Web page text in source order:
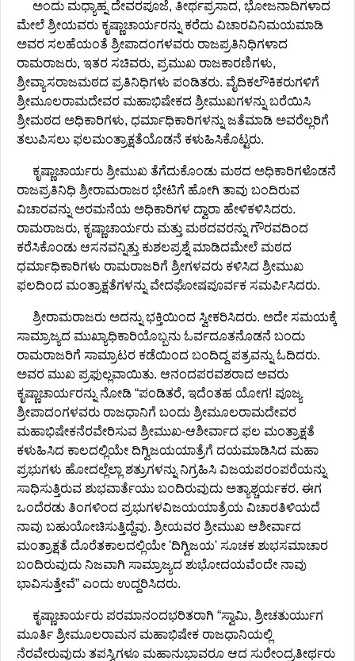
ಅಂದು ಮಧ್ಯಾಹ್ನ ದೇವರಪೂಜೆ, ತೀರ್ಥಪ್ರಸಾದ, ಭೋಜನಾದಿಗಳಾದ
ಮೇಲೆ ಶ್ರೀಯವರು ಕೃಷ್ಣಾಚಾರ್ಯರನ್ನು ಕರೆದು ವಿಚಾರವಿನಿಮಯಮಾಡಿ
ಅವರ ಸಲಹೆಯಂತೆ ಶ್ರೀಪಾದಂಗಳವರು ರಾಜಪ್ರತಿನಿಧಿಗಳಾದ
ರಾಮರಾಜರು, ಇತರ ಸಚಿವರು, ಪ್ರಮುಖ ರಾಜಕಾರಣಿಗಳು,
ಶ್ರೀವ್ಯಾಸರಾಜಮಠದ ಪ್ರತಿನಿಧಿಗಳು ಪಂಡಿತರು. ವೈದಿಕಲೌಕಿಕರುಗಳಿಗೆ
ಶ್ರೀಮೂಲರಾಮದೇವರ ಮಹಾಭಿಷೇಕದ ಶ್ರೀಮುಖಗಳನ್ನು ಬರೆಯಿಸಿ
ಶ್ರೀಮಠದ ಅಧಿಕಾರಿಗಳು, ಧರ್ಮಾಧಿಕಾರಿಗಳನ್ನು ಜತೆಮಾಡಿ ಅವರೆಲ್ಲರಿಗೆ
ತಲುಪಿಸಲು ಫಲಮಂತ್ರಾಕ್ಷತೆಯೊಡನೆ ಕಳುಹಿಸಿಕೊಟ್ಟರು.
ಕೃಷ್ಣಾಚಾರ್ಯರು ಶ್ರೀಮುಖ ತೆಗೆದುಕೊಂಡು ಮಠದ ಅಧಿಕಾರಿಗಳೊಡನೆ
ರಾಜಪ್ರತಿನಿಧಿ ಶ್ರೀರಾಮರಾಜರ ಭೇಟಿಗೆ ಹೋಗಿ ತಾವು ಬಂದಿರುವ
ವಿಚಾರವನ್ನು ಅರಮನೆಯ ಅಧಿಕಾರಿಗಳ ದ್ವಾರಾ ಹೇಳಿಕಳಿಸಿದರು.
ರಾಮರಾಜರು, ಕೃಷ್ಣಾಚಾರ್ಯರು ಮತ್ತು ಮಠದವರನ್ನು ಗೌರವದಿಂದ
ಕರೆಸಿಕೊಂಡು ಆಸನವನ್ನಿತ್ತು ಕುಶಲಪ್ರಶ್ನೆ ಮಾಡಿದಮೇಲೆ ಮಠದ
ಧರ್ಮಾಧಿಕಾರಿಗಳು ರಾಮರಾಜರಿಗೆ ಶ್ರೀಗಳವರು ಕಳಿಸಿದ ಶ್ರೀಮುಖ
ಫಲದಿಂದ ಮಂತ್ರಾಕ್ಷತೆಗಳನ್ನು ವೇದಘೋಷಪೂರ್ವಕ ಸಮರ್ಪಿಸಿದರು.
ಶ್ರೀರಾಮರಾಜರು ಅದನ್ನು ಭಕ್ತಿಯಿಂದ ಸ್ವೀಕರಿಸಿದರು. ಅದೇ ಸಮಯಕ್ಕೆ
ಸಾಮ್ರಾಜ್ಯದ ಮುಖ್ಯಾಧಿಕಾರಿಯೊಬ್ಬನು ಓರ್ವದೂತನೊಡನೆ ಬಂದು
ರಾಮರಾಜರಿಗೆ ಸಾಮ್ರಾಟರ ಕಡೆಯಿಂದ ಬಂದಿದ್ದ ಪತ್ರವನ್ನು ಓದಿದರು.
ಅವರ ಮುಖ ಪ್ರಫುಲ್ಲವಾಯಿತು. ಆನಂದಪರವಶರಾದ ಅವರು
ಕೃಷ್ಣಾಚಾರ್ಯರನ್ನು ನೋಡಿ “ಪಂಡಿತರೆ, ಇದೆಂತಹ ಯೋಗ! ಪೂಜ್ಯ
ಶ್ರೀಪಾದಂಗಳವರು ರಾಜಧಾನಿಗೆ ಬಂದು ಶ್ರೀಮೂಲರಾಮದೇವರ
ಮಹಾಭಿಷೇಕನೆರವೇರಿಸುವ ಶ್ರೀಮುಖ-ಆಶೀರ್ವಾದ ಫಲ ಮಂತ್ರಾಕ್ಷತೆ
ಕಳುಹಿಸಿದ ಕಾಲದಲ್ಲಿಯೇ ದಿಗ್ವಿಜಯಯಾತ್ರೆಗೆ ದಯಮಾಡಿಸಿದ ಮಹಾ
ಪ್ರಭುಗಳು ಹೋದಲ್ಲೆಲ್ಲಾ ಶತ್ರುಗಳನ್ನು ನಿಗ್ರಹಿಸಿ ವಿಜಯಪರಂಪರೆಯನ್ನು
ಸಾಧಿಸುತ್ತಿರುವ ಶುಭವಾರ್ತೆಯು ಬಂದಿರುವುದು ಅತ್ಯಾಶ್ಚರ್ಯಕರ. ಈಗ
ಒಂದೆರಡು ತಿಂಗಳಿಂದ ಪ್ರಭುಗಳವಿಜಯಯಾತ್ರೆಯ ವಿಚಾರತಿಳಿಯದೆ
ನಾವು ಬಹುಯೋಚಿಸುತ್ತಿದ್ದೆವು. ಶ್ರೀಯವರ ಶ್ರೀಮುಖ ಆಶೀರ್ವಾದ
ಮಂತ್ರಾಕ್ಷತೆ ದೊರೆತಕಾಲದಲ್ಲಿಯೇ 'ದಿಗ್ವಿಜಯ' ಸೂಚಕ ಶುಭಸಮಾಚಾರ
ಬಂದಿರುವುದು ನಿಜವಾಗಿ ಸಾಮ್ರಾಜ್ಯದ ಶುಭೋದಯವೆಂದೇ ನಾವು
ಭಾವಿಸುತ್ತೇವೆ” ಎಂದು ಉದ್ದರಿಸಿದರು.
ಕೃಷ್ಣಾಚಾರ್ಯರು ಪರಮಾನಂದಭರಿತರಾಗಿ “ಸ್ವಾಮಿ, ಶ್ರೀಚತುರ್ಯುಗ
ಮೂರ್ತಿ ಶ್ರೀಮೂಲರಾಮನ ಮಹಾಭಿಷೇಕ ರಾಜಧಾನಿಯಲ್ಲಿ
ನೆರವೇರುವುದು ತಪಸ್ವಿಗಳೂ ಮಹಾನುಭಾವರೂ ಆದ ಸುರೇಂದ್ರತೀರ್ಥರು